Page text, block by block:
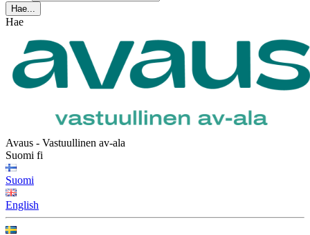
Hae...
Hae
Avaus - Vastuullinen av-ala
Suomi fi
Suomi
English